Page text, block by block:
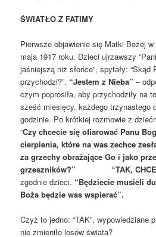
ŚWIATŁO Z FATIMY
Pierwsze objawienie się Matki Bożej
maja 1917 roku. Dzieci ujrzawszy
jaśniejszą niż słońce”, spytały: “Skąd
przychodzi?”. “Jestem z Nieba” –
czym poprosiła, aby przychodziły na
sześć miesięcy, każdego trzynastego
godzinie. Po krótkiej rozmowie z
“Czy chcecie się ofiarować Panu
cierpienia, które na was zechce
za grzechy obrażające Go i jako
grzeszników?”
“TAK,
zgodnie dzieci. “Będziecie musieli
Boża będzie was wspierać”.
Czyż to jedno: “TAK”, wypowiedziane
nie zmieniło losów świata?